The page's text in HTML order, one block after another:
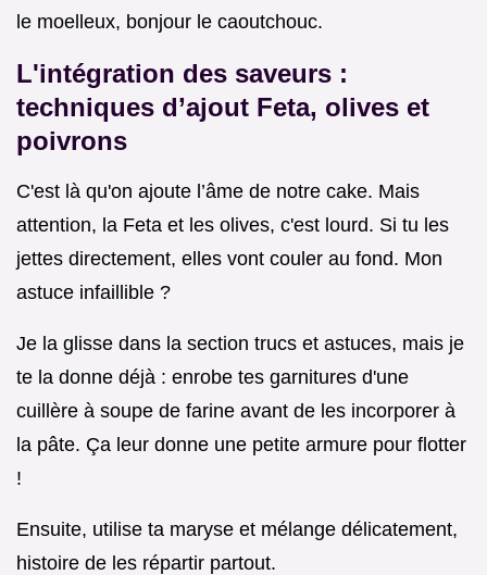
le moelleux, bonjour le caoutchouc.
L'intégration des saveurs :
techniques d’ajout Feta, olives et
poivrons
C'est là qu'on ajoute l’âme de notre cake. Mais
attention, la Feta et les olives, c'est lourd. Si tu les
jettes directement, elles vont couler au fond. Mon
astuce infaillible ?
Je la glisse dans la section trucs et astuces, mais je
te la donne déjà : enrobe tes garnitures d'une
cuillère à soupe de farine avant de les incorporer à
la pâte. Ça leur donne une petite armure pour flotter
!
Ensuite, utilise ta maryse et mélange délicatement,
histoire de les répartir partout.